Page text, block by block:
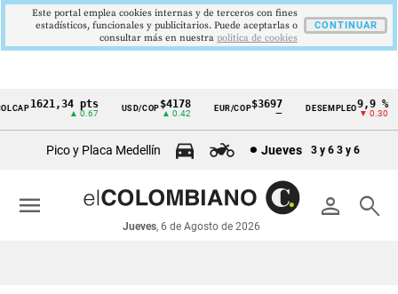
Cintillo
económicos
Colombia
1621,34 pts
▲ 0.67
USD/COP$4178
▲ 0.42
EUR/COP$3697 DESEMPLEO9,9 %
▼ 0.30
Pico y Placa Medellín Jueves 3 y 6 3 y 6
person search
Jueves, 6 de Agosto de 2026
menu
Este portal emplea cookies internas y de terceros con fines
estadísticos, funcionales y publicitarios. Puede aceptarlas o
consultar más en nuestra politica de cookies
CONTINUAR